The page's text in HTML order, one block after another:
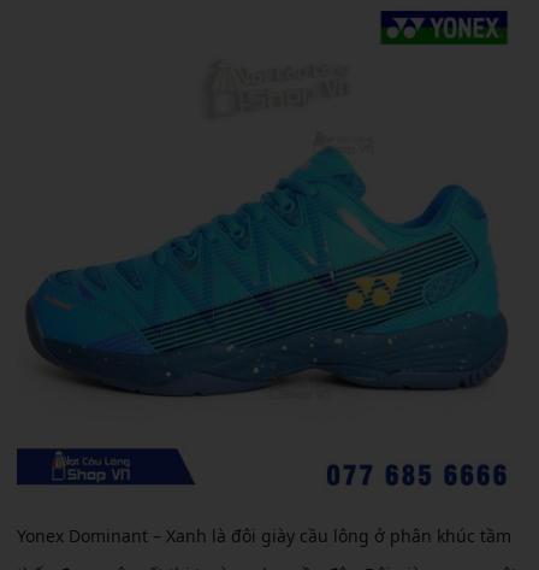
Yonex Dominant – Xanh là đôi giày cầu lông ở phân khúc tầm